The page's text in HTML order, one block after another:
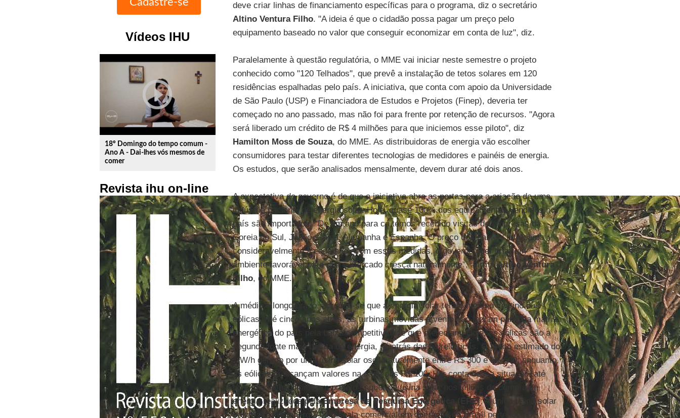
Vídeos IHU
play_circle_outline
18º Domingo do tempo comum -
Ano A - Dai-lhes vós mesmos de
comer
Revista ihu on-line
deve criar linhas de financiamento específicas para o programa, diz o secretário
Altino Ventura Filho. "A ideia é que o cidadão possa pagar um preço pelo
equipamento baseado no valor que conseguir economizar em conta de luz", diz.
Paralelamente à questão regulatória, o MME vai iniciar neste semestre o projeto
conhecido como "120 Telhados", que prevê a instalação de tetos solares em 120
residências espalhadas pelo país. A iniciativa, que conta com apoio da Universidade
de São Paulo (USP) e Financiadora de Estudos e Projetos (Finep), deveria ter
começado no ano passado, mas não foi para frente por retenção de recursos. "Agora
será liberado um crédito de R$ 4 milhões para que iniciemos esse piloto", diz
Hamilton Moss de Souza, do MME. As distribuidoras de energia vão escolher
consumidores para testar diferentes tecnologias de medidores e painéis de energia.
Os estudos, que serão analisados mensalmente, devem durar até dois anos.
A expectativa do governo é de que a iniciativa abra as portas para a criação de uma
indústria nacional de energia solar. Hoje, quase 100% dos equipamentos vendidos no
país são importados. "De um ano para cá temos recebido visitas de empresas da
Coreia do Sul, Japão, China, Alemanha e Espanha. O preço dos painéis tem caído
consideravelmente a cada ano. Com essas medidas, o governo quer criar um
ambiente favorável para que o mercado cresça naturalmente", afirmaAltino Ventura
Filho, do MME.
A médio e longo prazo, acredita-se que a energia solar terá o mesmo destino das
eólicas. Até cinco anos atrás, as turbinas movidas a vento não faziam parte da matriz
energética do país pela baixa competitividade que ofereciam. Hoje, as eólicas são a
segunda fonte mais barata de energia, só atrás das hidrelétricas. O preço estimado do
MW/h gerado por uma usina solar oscila atualmente entre R$ 300 e R$ 500, enquanto
as eólicas já alcançam valores na casa dos R$ 100. Por conta dessa situação, até
hoje não foi habilitado um projeto sequer de usina solar nos leilões de compra de
energia realizados pelaEmpresa de Pesquisa Energética (EPE). A única usina solar
de geração de energia em escala comercial em operação no Brasil pertence ao